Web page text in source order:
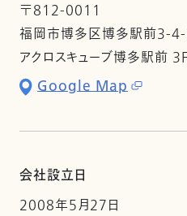
〒812-0011
福岡市博多区博多駅前3-
アクロスキューブ博多駅前 3F
Google Map
会社設立日
2008年5月27日